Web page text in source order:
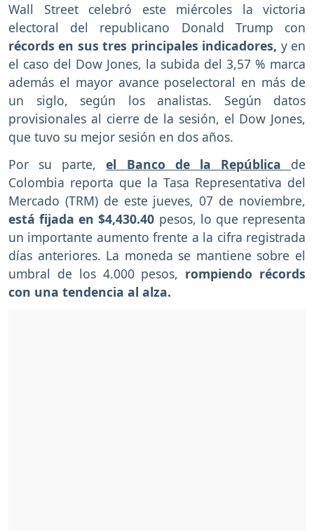
Wall Street celebró este miércoles la victoria
electoral del republicano Donald Trump con
récords en sus tres principales indicadores, y en
el caso del Dow Jones, la subida del 3,57 % marca
además el mayor avance poselectoral en más de
un siglo, según los analistas. Según datos
provisionales al cierre de la sesión, el Dow Jones,
que tuvo su mejor sesión en dos años.
Por su parte,el Banco de la República de
Colombia reporta que la Tasa Representativa del
Mercado (TRM) de este jueves, 07 de noviembre,
está fijada en $4,430.40 pesos, lo que representa
un importante aumento frente a la cifra registrada
días anteriores. La moneda se mantiene sobre el
umbral de los 4.000 pesos, rompiendo récords
con una tendencia al alza.